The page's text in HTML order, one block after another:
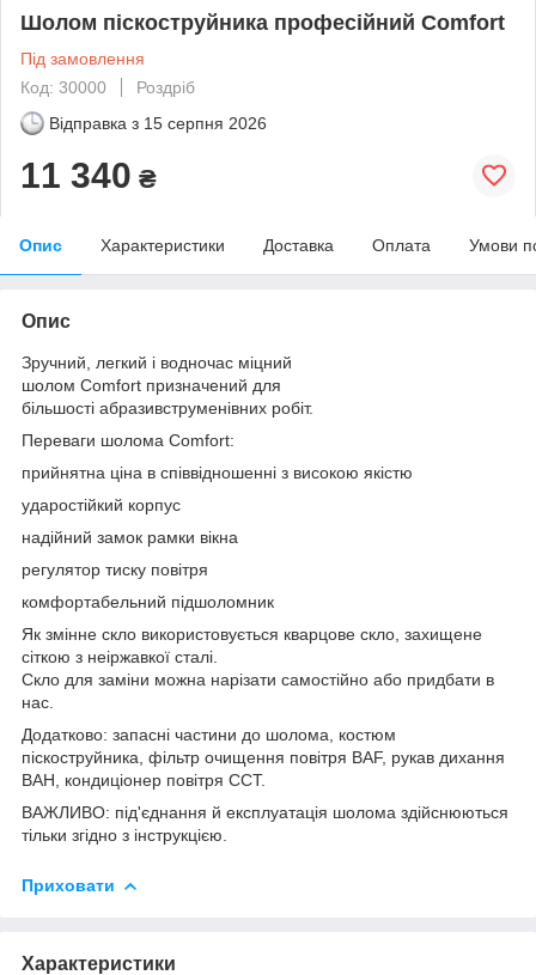
Шолом піскоструйника професійний Comfort
Під замовлення
Код: 30000
Роздріб
Відправка з 15 серпня 2026
11 340 ₴
Опис Характеристики Доставка Оплата Умови
Опис
Зручний, легкий і водночас міцний
шолом Comfort призначений для
більшості абразивструменівних робіт.
Переваги шолома Comfort​:
прийнятна ціна в співвідношенні з високою якістю
ударостійкий корпус
надійний замок рамки вікна
регулятор тиску повітря
комфортабельний підшоломник
Як змінне скло використовується кварцове скло, захищене
сіткою з неіржавкої сталі.
Скло для заміни можна нарізати самостійно або придбати в
нас.
Додатково: запасні частини до шолома, костюм
піскоструйника, фільтр очищення повітря BAF, рукав дихання
BAH, кондиціонер повітря ССТ.
ВАЖЛИВО: під'єднання й експлуатація шолома здійснюються
тільки згідно з інструкцією.
Приховати
Характеристики